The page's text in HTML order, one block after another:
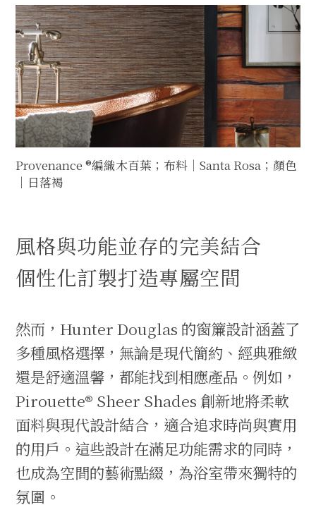
Provenance ®編織木百葉；布料｜Santa Rosa；顏色
｜日落褐
風格與功能並存的完美結合
個性化訂製打造專屬空間
然而，Hunter Douglas 的窗簾設計涵蓋了
多種風格選擇，無論是現代簡約、經典雅緻
還是舒適溫馨，都能找到相應產品。例如，
Pirouette® Sheer Shades 創新地將柔軟
面料與現代設計結合，適合追求時尚與實用
的用戶。這些設計在滿足功能需求的同時，
也成為空間的藝術點綴，為浴室帶來獨特的
氛圍。